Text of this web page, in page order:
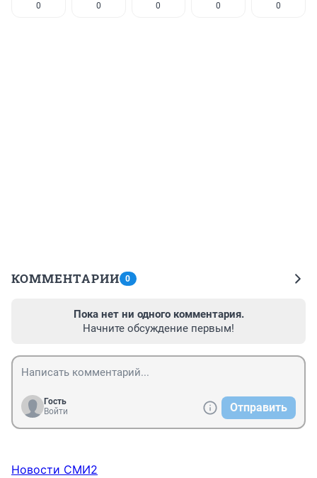
0 0 0 0 0
КОММЕНТАРИИ 0
Пока нет ни одного комментария.
Начните обсуждение первым!
Гость
Войти
Отправить
Новости СМИ2